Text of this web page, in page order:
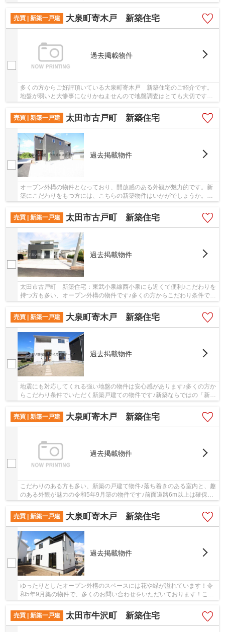
売買 | 新築一戸建
大泉町寄木戸 新築住宅
過去掲載物件
多くの方からご好評頂いている大泉町寄木戸 新築住宅のご紹介です。
地盤が弱いと大惨事になりかねませんので地盤調査はとても大切です。
売買 | 新築一戸建
太田市古戸町 新築住宅
過去掲載物件
オープン外構の物件となっており、開放感のある外観が魅力的です。新
築にこだわりをもつ方には、こちらの新築物件はいかがでしょうか。
売買 | 新築一戸建
太田市古戸町 新築住宅
過去掲載物件
太田市古戸町 新築住宅：東武小泉線西小泉にも近くて便利♪こだわりを
持つ方も多い、オープン外構の物件です♪多くの方からこだわり条件でい
売買 | 新築一戸建
大泉町寄木戸 新築住宅
過去掲載物件
地震にも対応してくれる強い地盤の物件は安心感があります♪多くの方か
らこだわり条件でいただく新築戸建ての物件です♪新築ならではの「新し
売買 | 新築一戸建
大泉町寄木戸 新築住宅
過去掲載物件
こだわりのある方も多い、新築の戸建て物件♪落ち着きのある室内と、趣
のある外観が魅力の令和5年9月築の物件です♪前面道路6m以上は確保し
ているので車の出し入れもラクラクです♪地盤調...
売買 | 新築一戸建
大泉町寄木戸 新築住宅
過去掲載物件
ゆったりとしたオープン外構のスペースには花や緑が溢れています！令
和5年9月築の物件で、多くのお問い合わせをいただいております！こだ
わりのある方も多い、新築の戸建て物件！地盤...
売買 | 新築一戸建
太田市牛沢町 新築住宅